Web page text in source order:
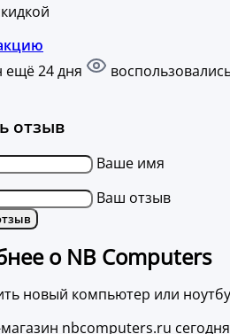
ещё 24 дня
отзыв
Ваше имя
Ваш отзыв
о NB Computers
новый компьютер или
nbcomputers.ru